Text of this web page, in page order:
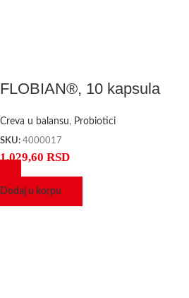
FLOBIAN®, 10 kapsula
Creva u balansu, Probiotici
SKU: 4000017
1.029,60 RSD
Dodaj u korpu